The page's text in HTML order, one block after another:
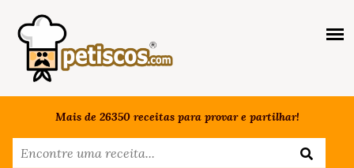
Mais de 26350 receitas para provar e partilhar!